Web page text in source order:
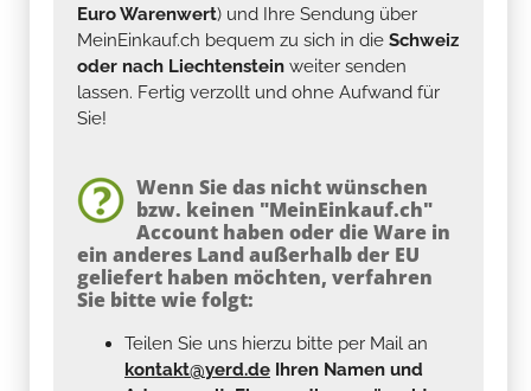
Euro Warenwert) und Ihre Sendung über
MeinEinkauf.ch bequem zu sich in die Schweiz
oder nach Liechtenstein weiter senden
lassen. Fertig verzollt und ohne Aufwand für
Sie!
Wenn Sie das nicht wünschen
bzw. keinen "MeinEinkauf.ch"
Account haben oder die Ware in
ein anderes Land außerhalb der EU
geliefert haben möchten, verfahren
Sie bitte wie folgt:
Teilen Sie uns hierzu bitte per Mail an
kontakt@yerd.de Ihren Namen und